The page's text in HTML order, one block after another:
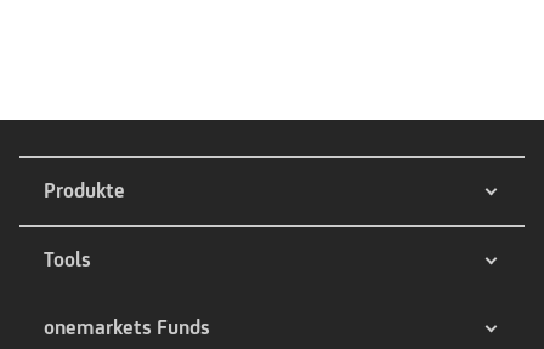
Produkte
Tools
onemarkets Funds